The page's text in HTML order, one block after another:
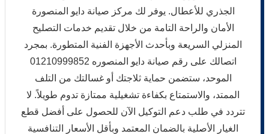
الجذري للأعطال. يوفر لك مركز صيانة دايو المنصورة
الأمان والراحة التامة من خلال تقديم خدمات التصليح
المنزلي السريعة وبأحدث الأجهزة الفنية المتطورة. بمجرد
اتصالك على رقم صيانة دايو المنصوره 01210999852
الموحد، ستضمن حماية ثلاجتك أو غسالتك من التلف
الممتد، والاستمتاع بكفاءة تشغيلية ممتازة تدوم طويلاً. لا
تتردد في طلب دعم التوكيل الآن للحصول على أفضل قطع
الغيار الأصلية بالضمان المعتمد وبأقل الأسعار التنافسية